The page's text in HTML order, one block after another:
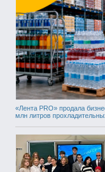
«Лента PRO» продала
млн литров